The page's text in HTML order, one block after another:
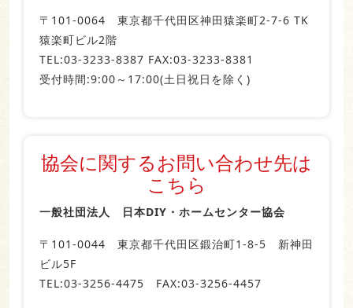
〒101‐0064 東京都千代田区神田猿楽町2-7-6 TK
猿楽町ビル2階
TEL:03-3233-8387 FAX:03-3233-8381
受付時間:9:00～17:00(土日祝日を除く)
協会に関するお問い合わせ先は
こちら
一般社団法人 日本DIY・ホームセンター協会
〒101-0044 東京都千代田区鍛治町1-8-5 新神田
ビル5F
TEL:03-3256-4475 FAX:03-3256-4457